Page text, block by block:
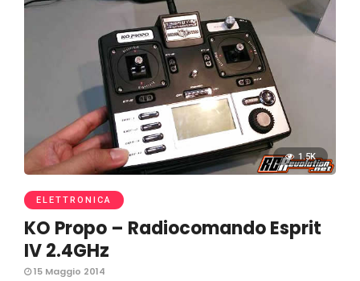
1.5K
ELETTRONICA
KO Propo – Radiocomando Esprit
IV 2.4GHz
15 Maggio 2014